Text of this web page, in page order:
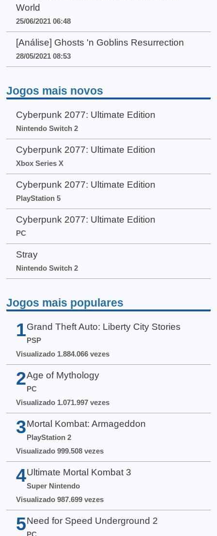
World
25/06/2021 06:48
[Análise] Ghosts 'n Goblins Resurrection
28/05/2021 08:53
Jogos mais novos
Cyberpunk 2077: Ultimate Edition
Nintendo Switch 2
Cyberpunk 2077: Ultimate Edition
Xbox Series X
Cyberpunk 2077: Ultimate Edition
PlayStation 5
Cyberpunk 2077: Ultimate Edition
PC
Stray
Nintendo Switch 2
Jogos mais populares
1 Grand Theft Auto: Liberty City Stories
PSP
Visualizado 1.884.066 vezes
2 Age of Mythology
PC
Visualizado 1.071.997 vezes
3 Mortal Kombat: Armageddon
PlayStation 2
Visualizado 999.508 vezes
4 Ultimate Mortal Kombat 3
Super Nintendo
Visualizado 987.699 vezes
5 Need for Speed Underground 2